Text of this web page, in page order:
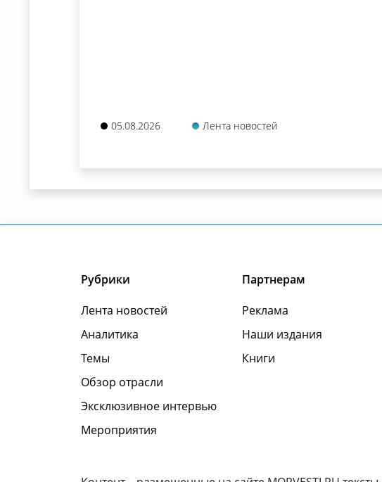
05.08.2026 Лента новостей
Рубрики
Лента новостей
Аналитика
Темы
Обзор отрасли
Эксклюзивное интервью
Мероприятия
Партнерам
Реклама
Наши издания
Книги